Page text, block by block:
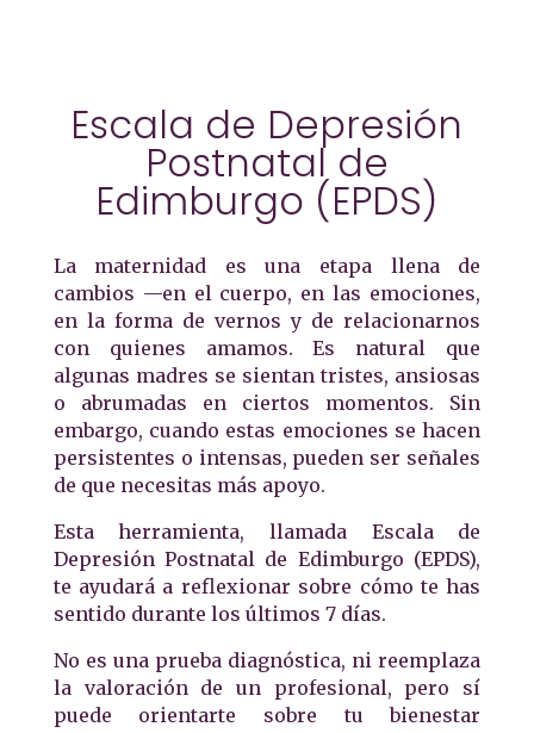
Escala de Depresión
Postnatal de
Edimburgo (EPDS)
La maternidad es una etapa llena de
cambios —en el cuerpo, en las emociones,
en la forma de vernos y de relacionarnos
con quienes amamos. Es natural que
algunas madres se sientan tristes, ansiosas
o abrumadas en ciertos momentos. Sin
embargo, cuando estas emociones se hacen
persistentes o intensas, pueden ser señales
de que necesitas más apoyo.
Esta herramienta, llamada Escala de
Depresión Postnatal de Edimburgo (EPDS),
te ayudará a reflexionar sobre cómo te has
sentido durante los últimos 7 días.
No es una prueba diagnóstica, ni reemplaza
la valoración de un profesional, pero sí
puede orientarte sobre tu bienestar